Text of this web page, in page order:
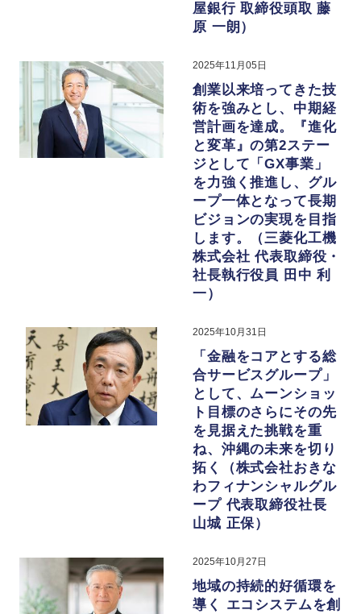
屋銀行 取締役頭取 藤
原 一朗）
2025年11月05日
創業以来培ってきた技
術を強みとし、中期経
営計画を達成。『進化
と変革』の第2ステー
ジとして「GX事業」
を力強く推進し、グル
ープ一体となって長期
ビジョンの実現を目指
します。（三菱化工機
株式会社 代表取締役・
社長執行役員 田中 利
一）
2025年10月31日
「金融をコアとする総
合サービスグループ」
として、ムーンショッ
ト目標のさらにその先
を見据えた挑戦を重
ね、沖縄の未来を切り
拓く（株式会社おきな
わフィナンシャルグル
ープ 代表取締役社長
山城 正保）
2025年10月27日
地域の持続的好循環を
導く エコシステムを創